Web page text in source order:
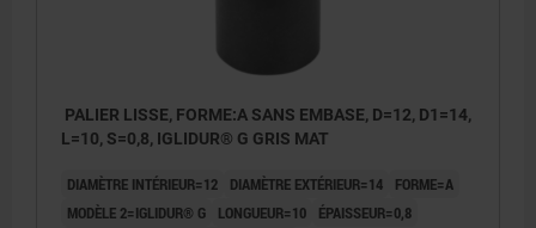
PALIER LISSE, FORME:A SANS EMBASE, D=12, D1=14,
L=10, S=0,8, IGLIDUR® G GRIS MAT
DIAMÈTRE INTÉRIEUR=12 DIAMÈTRE EXTÉRIEUR=14
FORME=A
MODÈLE 2=IGLIDUR® G
LONGUEUR=10
ÉPAISSEUR=0,8